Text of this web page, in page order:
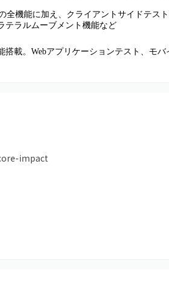
全機能に加え、クライアントサイドテス
テラルムーブメント機能など
搭載。Webアプリケーションテスト、モ
impact